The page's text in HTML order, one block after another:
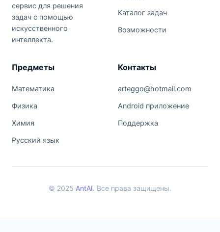
сервис для решения
задач с помощью
искусственного
интеллекта.
Каталог задач
Возможности
Предметы
Математика
Физика
Химия
Русский язык
Контакты
arteggo@hotmail.com
Android приложение
Поддержка
© 2025 AntAI. Все права защищены.